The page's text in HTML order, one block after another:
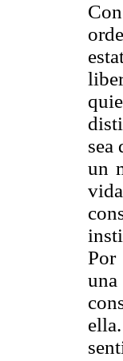
sea
un
Por